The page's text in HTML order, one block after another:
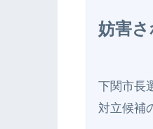
妨害
下関市長
対立候補